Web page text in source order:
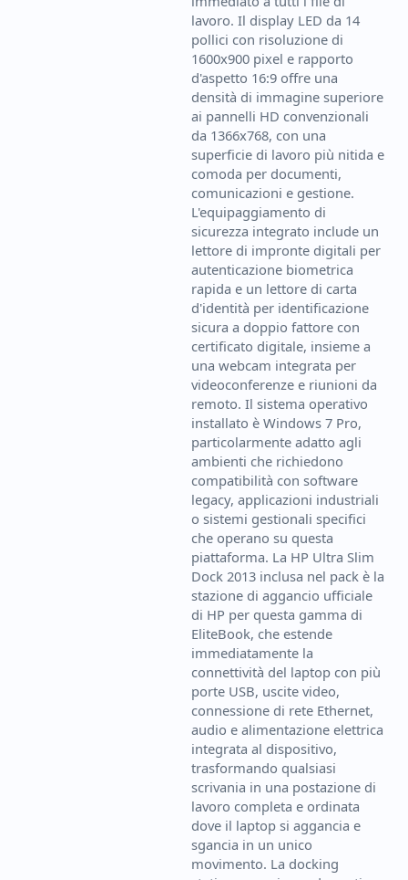
lavoro. Il display LED da 14
pollici con risoluzione di
1600x900 pixel e rapporto
d'aspetto 16:9 offre una
densità di immagine superiore
ai pannelli HD convenzionali
da 1366x768, con una
superficie di lavoro più nitida e
comoda per documenti,
comunicazioni e gestione.
L'equipaggiamento di
sicurezza integrato include un
lettore di impronte digitali per
autenticazione biometrica
rapida e un lettore di carta
d'identità per identificazione
sicura a doppio fattore con
certificato digitale, insieme a
una webcam integrata per
videoconferenze e riunioni da
remoto. Il sistema operativo
installato è Windows 7 Pro,
particolarmente adatto agli
ambienti che richiedono
compatibilità con software
legacy, applicazioni industriali
o sistemi gestionali specifici
che operano su questa
piattaforma. La HP Ultra Slim
Dock 2013 inclusa nel pack è la
stazione di aggancio ufficiale
di HP per questa gamma di
EliteBook, che estende
immediatamente la
connettività del laptop con più
porte USB, uscite video,
connessione di rete Ethernet,
audio e alimentazione elettrica
integrata al dispositivo,
trasformando qualsiasi
scrivania in una postazione di
lavoro completa e ordinata
dove il laptop si aggancia e
sgancia in un unico
movimento. La docking